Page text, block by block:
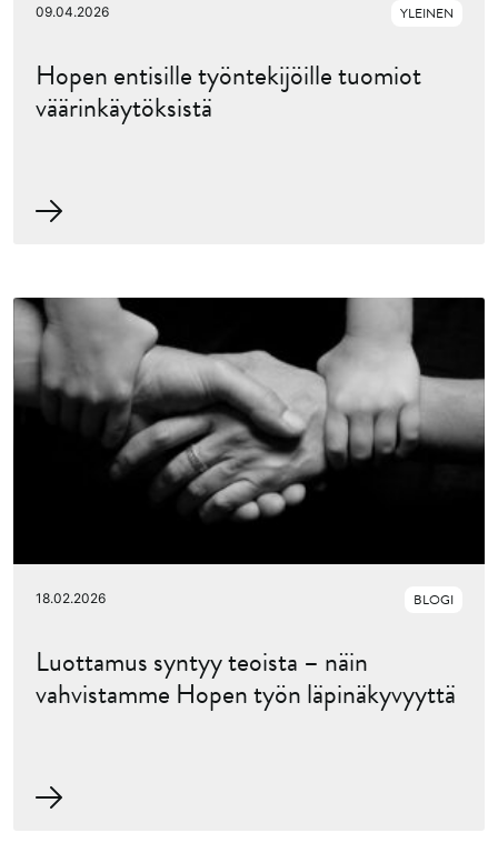
09.04.2026 YLEINEN
Hopen entisille työntekijöille tuomiot
väärinkäytöksistä
18.02.2026 BLOGI
Luottamus syntyy teoista – näin
vahvistamme Hopen työn läpinäkyvyyttä